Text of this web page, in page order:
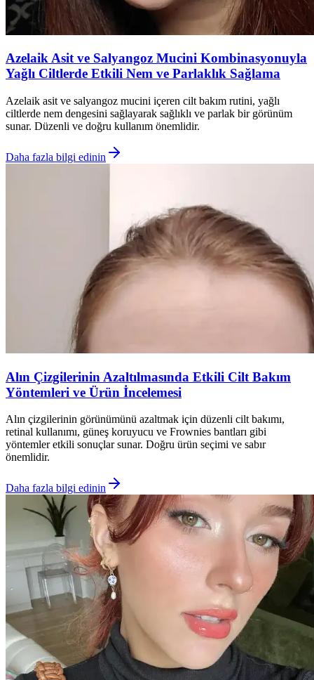
Azelaik Asit ve Salyangoz Mucini Kombinasyonuyla
Yağlı Ciltlerde Etkili Nem ve Parlaklık Sağlama
Azelaik asit ve salyangoz mucini içeren cilt bakım rutini, yağlı
ciltlerde nem dengesini sağlayarak sağlıklı ve parlak bir görünüm
sunar. Düzenli ve doğru kullanım önemlidir.
Daha fazla bilgi edinin
Alın Çizgilerinin Azaltılmasında Etkili Cilt Bakım
Yöntemleri ve Ürün İncelemesi
Alın çizgilerinin görünümünü azaltmak için düzenli cilt bakımı,
retinal kullanımı, güneş koruyucu ve Frownies bantları gibi
yöntemler etkili sonuçlar sunar. Doğru ürün seçimi ve sabır
önemlidir.
Daha fazla bilgi edinin